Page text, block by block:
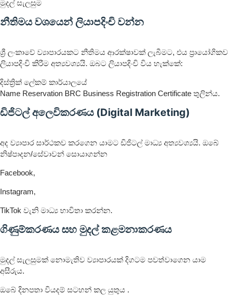
මුදල් සැලසුම
නීතිමය වශයෙන් ලියාපදිංචි වන්න
ශ්‍රී ලංකාවේ ව්‍යාපාරයකට නීතිමය ආරක්ෂාවක් ලැබීමට, එය ප්‍රායෝගිකව
ලියාපදිංචි කිරීම අත්‍යවශ්‍යයි. ඔබට ලියාපදිංචි විය හැක්කේ:
දිස්ත්‍රික් ලේකම් කාර්යාලයේ
Name Reservation BRC Business Registration Certificate තුලින්ය.
ඩිජිටල් අලෙවිකරණය (Digital Marketing)
අද ව්‍යාපාර සාර්ථකව කරගෙන යාමට ඩිජිටල් මාධ්‍ය අත්‍යවශ්‍යයි. ඔබේ
නිෂ්පාදන/සේවාවන් සොයාගන්න
Facebook,
Instagram,
TikTok වැනි මාධ්‍ය භාවිතා කරන්න.
ගිණුම්කරණය සහ මුදල් කළමනාකරණය
මුදල් සැලසුමක් නොමැතිව ව්‍යාපාරයක් දිගටම පවත්වාගෙන යාම
අසීරුය.
ඔබේ දිනපතා වියදම් සටහන් කල යුතුය .